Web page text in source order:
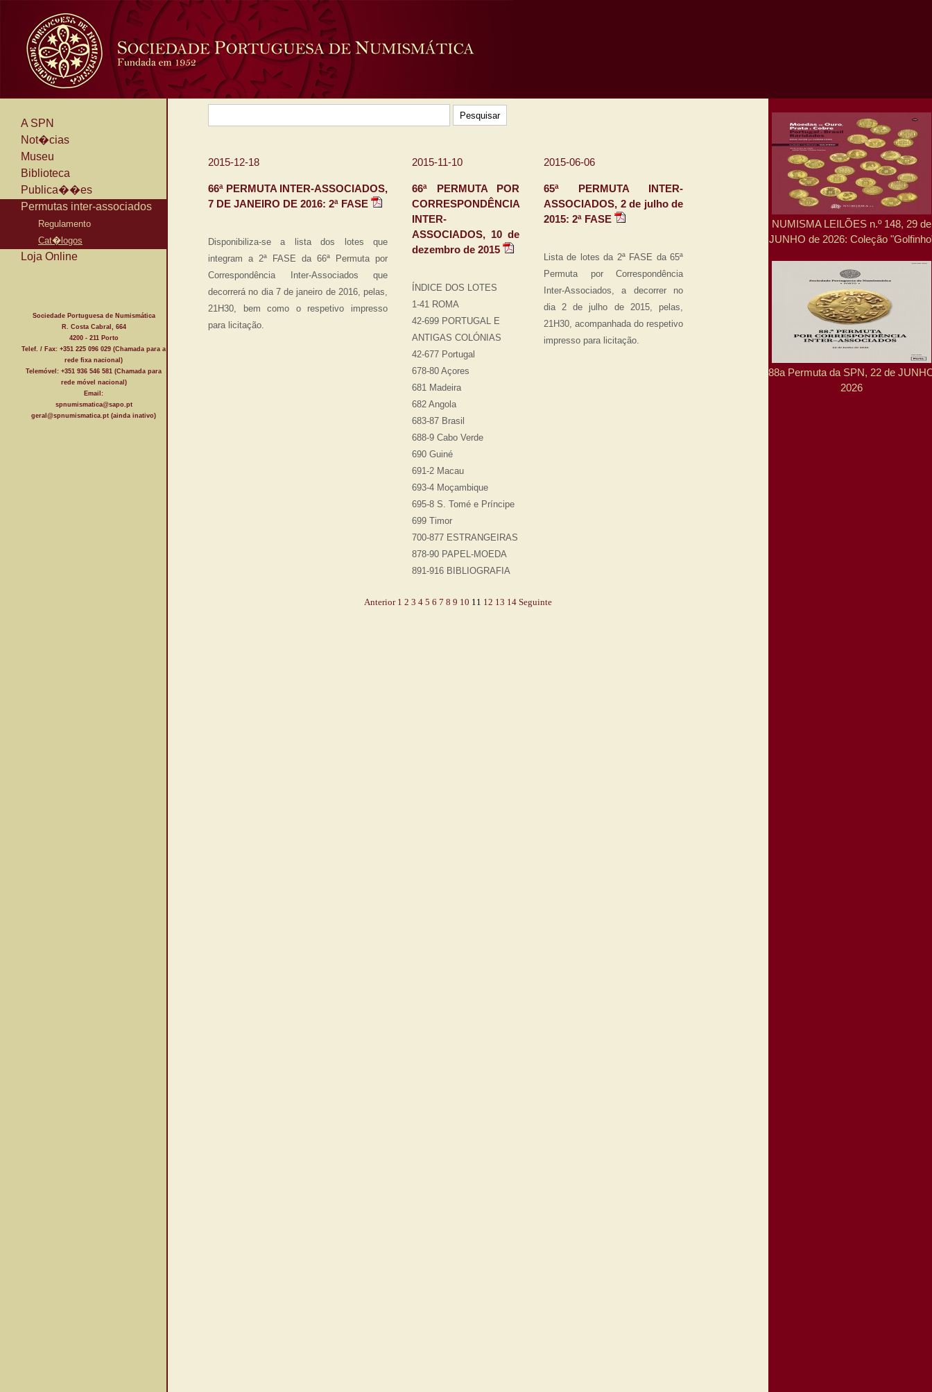
A SPN
Not�cias
Museu
Biblioteca
Publica��es
Permutas inter-associados
Regulamento
Cat�logos
Loja Online
Sociedade Portuguesa de Numismática
R. Costa Cabral, 664
4200 - 211 Porto
Telef. / Fax: +351 225 096 029 (Chamada para a
rede fixa nacional)
Telemóvel: +351 936 546 581 (Chamada para
rede móvel nacional)
Email:
spnumismatica@sapo.pt
geral@spnumismatica.pt (ainda inativo)
2015-12-18
66ª PERMUTA INTER-ASSOCIADOS,
7 DE JANEIRO DE 2016: 2ª FASE
Disponibiliza-se a lista dos lotes que
integram a 2ª FASE da 66ª Permuta por
Correspondência Inter-Associados que
decorrerá no dia 7 de janeiro de 2016, pelas,
21H30, bem como o respetivo impresso
para licitação.
2015-11-10
66ª PERMUTA POR
CORRESPONDÊNCIA
INTER-
ASSOCIADOS, 10 de
dezembro de 2015
ÍNDICE DOS LOTES
1-41 ROMA
42-699 PORTUGAL E
ANTIGAS COLÓNIAS
42-677 Portugal
678-80 Açores
681 Madeira
682 Angola
683-87 Brasil
688-9 Cabo Verde
690 Guiné
691-2 Macau
693-4 Moçambique
695-8 S. Tomé e Príncipe
699 Timor
700-877 ESTRANGEIRAS
878-90 PAPEL-MOEDA
891-916 BIBLIOGRAFIA
2015-06-06
65ª PERMUTA INTER-
ASSOCIADOS, 2 de julho de
2015: 2ª FASE
Lista de lotes da 2ª FASE da 65ª
Permuta por Correspondência
Inter-Associados, a decorrer no
dia 2 de julho de 2015, pelas,
21H30, acompanhada do respetivo
impresso para licitação.
Anterior 1 2 3 4 5 6 7 8 9 10 11 12 13 14 Seguinte
NUMISMA LEILÕES n.º 148, 29 de
JUNHO de 2026: Coleção
88a Permuta da SPN, 22 de
2026